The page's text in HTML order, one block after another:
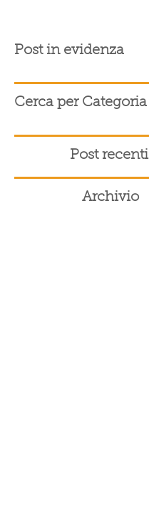
Post in evidenza
Cerca per Categoria
Post recenti
Archivio